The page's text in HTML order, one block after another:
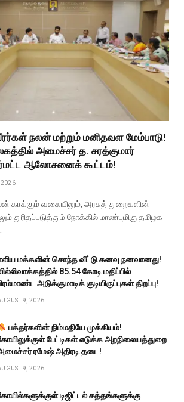
நலன் மற்றும் மனிதவள மேம்பாடு!
அமைச்சர் த. சரத்குமார்
ஆலோசனைக் கூட்டம்!
2026
காக்கும் வகையிலும், அரசுத் துறைகளின்
துரிதப்படுத்தும் நோக்கில் மாண்புமிகு தமிழக
மக்களின் சொந்த வீட்டு கனவு நனவானது!
₹85.54 கோடி மதிப்பில்
அடுக்குமாடிக் குடியிருப்புகள் திறப்பு!
9, 2026
பக்தர்களின் நிம்மதியே முக்கியம்!
பேட்டிகள் எடுக்க அறநிலையத்துறை
ரமேஷ் அதிரடி தடை!
9, 2026
டிஜிட்டல் சத்தங்களுக்கு